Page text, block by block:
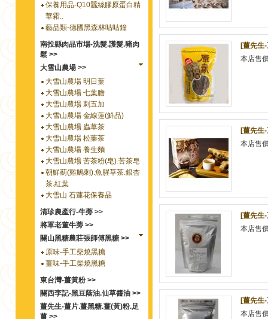
保養用品-Q10蠶絲膠原蛋白精
華霜..
藝品類-德國黑森林咕咕鐘
南投縣肉品市場-洗髮.護髮.豬肉
鬆 >>
大雪山農場 >>
大雪山農場 明日葉
大雪山農場 七葉膽
大雪山農場 刺五加
大雪山農場 金線蓮(鮮品)
大雪山農場 蟲草茶
大雪山農場 松葉茶
大雪山農場 養生麵
大雪山農場 苦茶粉(皂).苦茶皂
朝鮮薊(雞鵤刺).魚腥草茶.銀杏
茶.紅葉
大雪山 石蓮花保養品
清珍農產行-牛蒡 >>
將軍老董牛蒡 >>
關山黑糖農莊張師傅黑糖 >>
原味-手工柴燒黑糖
薑味-手工柴燒黑糖
東台灣-薑黃粉 >>
關西李記-黑豆蔭油.仙草醬油 >>
薑先生-薑片.薑黑糖.薑(黃)粉.足
薑 >>
[薑先生
本店售
[薑先生
本店售
[薑先生
本店售
[薑先生
本店售